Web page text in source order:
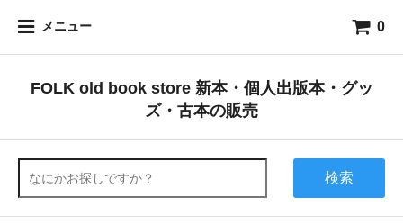
メニュー 0
FOLK old book store 新本・個人出版本・グッ
ズ・古本の販売
検索